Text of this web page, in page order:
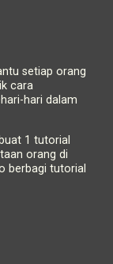
setiap orang
cara
hari dalam
1 tutorial
orang di
berbagi tutorial